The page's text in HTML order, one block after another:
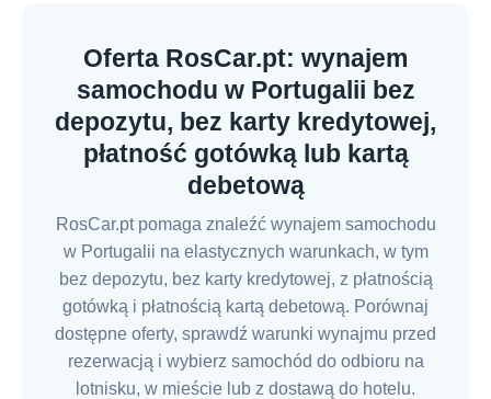
Oferta RosCar.pt: wynajem
samochodu w Portugalii bez
depozytu, bez karty kredytowej,
płatność gotówką lub kartą
debetową
RosCar.pt pomaga znaleźć wynajem samochodu
w Portugalii na elastycznych warunkach, w tym
bez depozytu, bez karty kredytowej, z płatnością
gotówką i płatnością kartą debetową. Porównaj
dostępne oferty, sprawdź warunki wynajmu przed
rezerwacją i wybierz samochód do odbioru na
lotnisku, w mieście lub z dostawą do hotelu.